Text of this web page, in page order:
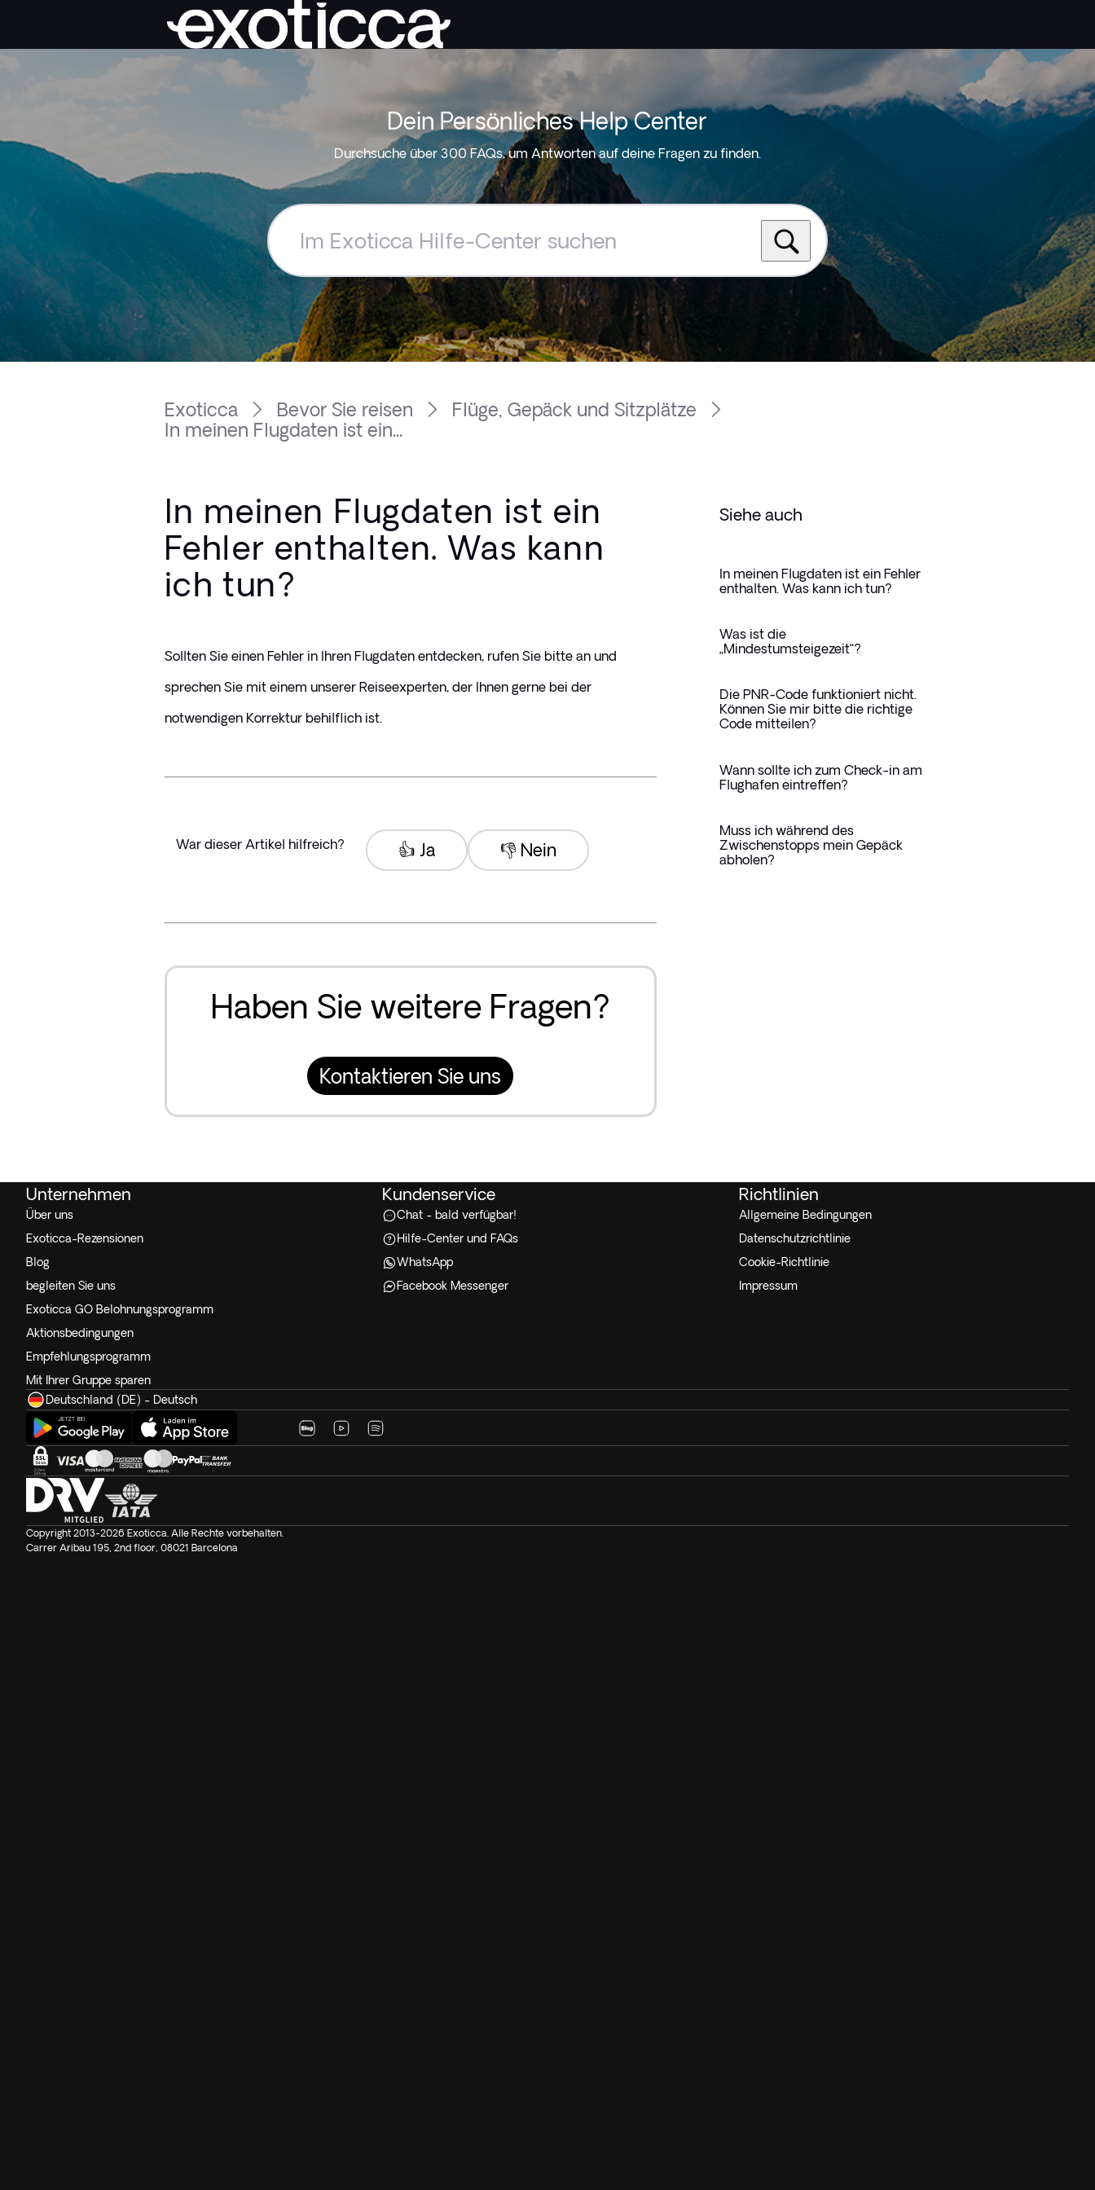
Dein Persönliches Help Center
Durchsuche über 300 FAQs, um Antworten auf deine Fragen zu finden.
Hilfe-
Center
suchen
Exoticca Bevor Sie reisen
Flüge, Gepäck und Sitzplätze
In meinen Flugdaten ist ein...
In meinen Flugdaten ist ein
Fehler enthalten. Was kann
ich tun?
Sollten Sie einen Fehler in Ihren Flugdaten entdecken, rufen Sie bitte an und
sprechen Sie mit einem unserer Reiseexperten, der Ihnen gerne bei der
notwendigen Korrektur behilflich ist.
War dieser Artikel hilfreich? 👎 Nein
👍 Ja
Haben Sie weitere Fragen?
Kontaktieren Sie uns
Siehe auch
In meinen Flugdaten ist ein Fehler
enthalten. Was kann ich tun?
Was ist die
„Mindestumsteigezeit“?
Die PNR-Code funktioniert nicht.
Können Sie mir bitte die richtige
Code mitteilen?
Wann sollte ich zum Check-in am
Flughafen eintreffen?
Muss ich während des
Zwischenstopps mein Gepäck
abholen?